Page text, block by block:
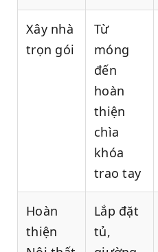
Xây nhà
trọn gói
Từ
móng
đến
hoàn
thiện
chìa
khóa
trao tay
Hoàn
thiện
Lắp đặt
tủ,